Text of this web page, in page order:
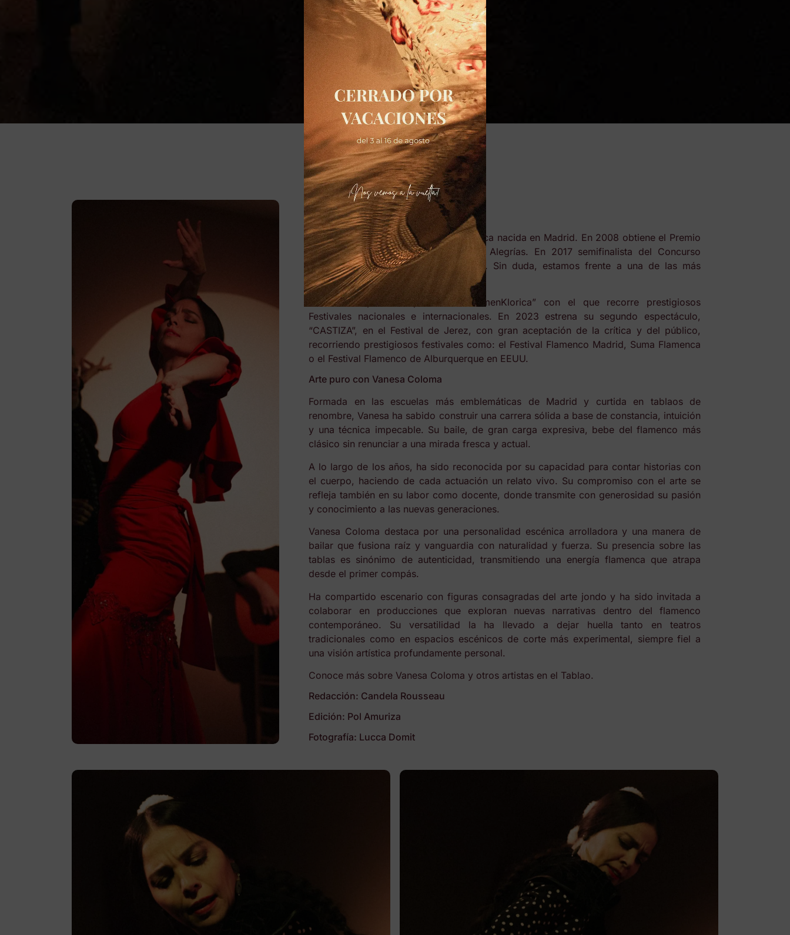
BIOGRAFÍA:
Vanesa Coloma es una Bailaora flamenca nacida en Madrid. En 2008 obtiene el Premio
Nacional de la “Perla de Cádiz” por Alegrías. En 2017 semifinalista del Concurso
Internacional del Cante De Las Minas. Sin duda, estamos frente a una de las más
importantes artistas de su generación.
Estrena su primer espectáculo «FlamenKlorica” con el que recorre prestigiosos
Festivales nacionales e internacionales. En 2023 estrena su segundo espectáculo,
“CASTIZA”, en el Festival de Jerez, con gran aceptación de la crítica y del público,
recorriendo prestigiosos festivales como: el Festival Flamenco Madrid, Suma Flamenca
o el Festival Flamenco de Alburquerque en EEUU.
Arte puro con Vanesa Coloma
Formada en las escuelas más emblemáticas de Madrid y curtida en tablaos de
renombre, Vanesa ha sabido construir una carrera sólida a base de constancia, intuición
y una técnica impecable. Su baile, de gran carga expresiva, bebe del flamenco más
clásico sin renunciar a una mirada fresca y actual.
A lo largo de los años, ha sido reconocida por su capacidad para contar historias con
el cuerpo, haciendo de cada actuación un relato vivo. Su compromiso con el arte se
refleja también en su labor como docente, donde transmite con generosidad su pasión
y conocimiento a las nuevas generaciones.
Vanesa Coloma destaca por una personalidad escénica arrolladora y una manera de
bailar que fusiona raíz y vanguardia con naturalidad y fuerza. Su presencia sobre las
tablas es sinónimo de autenticidad, transmitiendo una energía flamenca que atrapa
desde el primer compás.
Ha compartido escenario con figuras consagradas del arte jondo y ha sido invitada a
colaborar en producciones que exploran nuevas narrativas dentro del flamenco
contemporáneo. Su versatilidad la ha llevado a dejar huella tanto en teatros
tradicionales como en espacios escénicos de corte más experimental, siempre fiel a
una visión artística profundamente personal.
Conoce más sobre Vanesa Coloma y otros artistas en el Tablao.
Redacción: Candela Rousseau
Edición: Pol Amuriza
Fotografía: Lucca Domit